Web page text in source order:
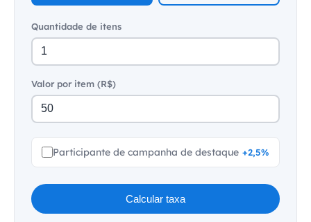
Quantidade de itens
Valor por item (R$)
Participante de campanha de destaque +2,5%
Calcular taxa